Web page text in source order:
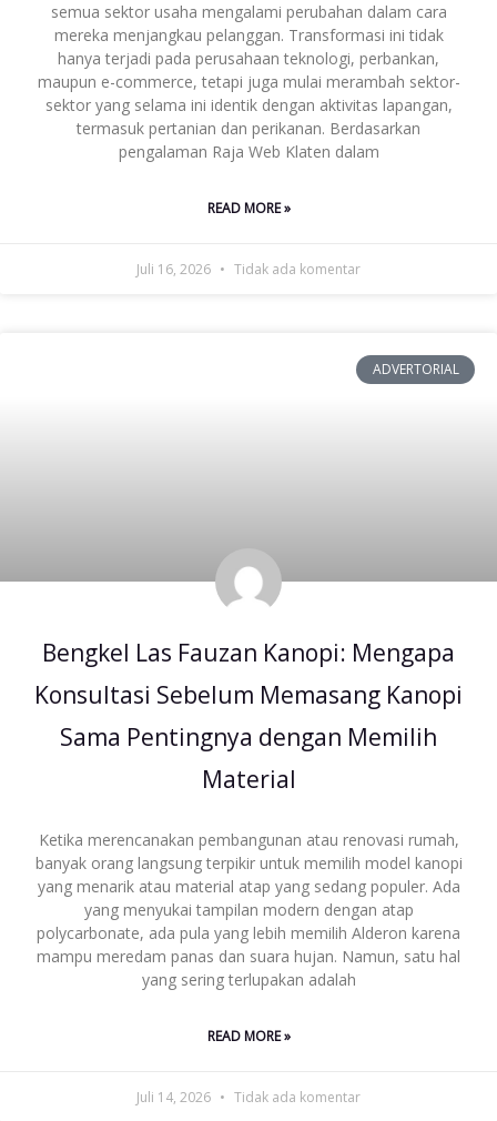
semua sektor usaha mengalami perubahan dalam cara
mereka menjangkau pelanggan. Transformasi ini tidak
hanya terjadi pada perusahaan teknologi, perbankan,
maupun e-commerce, tetapi juga mulai merambah sektor-
sektor yang selama ini identik dengan aktivitas lapangan,
termasuk pertanian dan perikanan. Berdasarkan
pengalaman Raja Web Klaten dalam
READ MORE »
Juli 16, 2026 Tidak ada komentar
ADVERTORIAL
Bengkel Las Fauzan Kanopi: Mengapa
Konsultasi Sebelum Memasang Kanopi
Sama Pentingnya dengan Memilih
Material
Ketika merencanakan pembangunan atau renovasi rumah,
banyak orang langsung terpikir untuk memilih model kanopi
yang menarik atau material atap yang sedang populer. Ada
yang menyukai tampilan modern dengan atap
polycarbonate, ada pula yang lebih memilih Alderon karena
mampu meredam panas dan suara hujan. Namun, satu hal
yang sering terlupakan adalah
READ MORE »
Juli 14, 2026 Tidak ada komentar